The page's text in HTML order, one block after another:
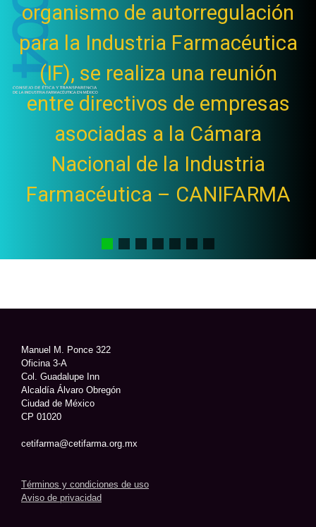
organismo de autorregulación
para la Industria Farmacéutica
(IF), se realiza una reunión
entre directivos de empresas
asociadas a la Cámara
Nacional de la Industria
Farmacéutica – CANIFARMA
Manuel M. Ponce 322
Oficina 3-A
Col. Guadalupe Inn
Alcaldía Álvaro Obregón
Ciudad de México
CP 01020
cetifarma@cetifarma.org.mx
Términos y condiciones de uso
Aviso de privacidad